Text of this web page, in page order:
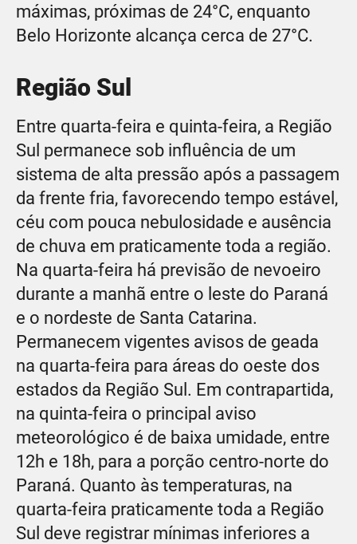
máximas, próximas de 24°C, enquanto
Belo Horizonte alcança cerca de 27°C.
Região Sul
Entre quarta-feira e quinta-feira, a Região
Sul permanece sob influência de um
sistema de alta pressão após a passagem
da frente fria, favorecendo tempo estável,
céu com pouca nebulosidade e ausência
de chuva em praticamente toda a região.
Na quarta-feira há previsão de nevoeiro
durante a manhã entre o leste do Paraná
e o nordeste de Santa Catarina.
Permanecem vigentes avisos de geada
na quarta-feira para áreas do oeste dos
estados da Região Sul. Em contrapartida,
na quinta-feira o principal aviso
meteorológico é de baixa umidade, entre
12h e 18h, para a porção centro-norte do
Paraná. Quanto às temperaturas, na
quarta-feira praticamente toda a Região
Sul deve registrar mínimas inferiores a